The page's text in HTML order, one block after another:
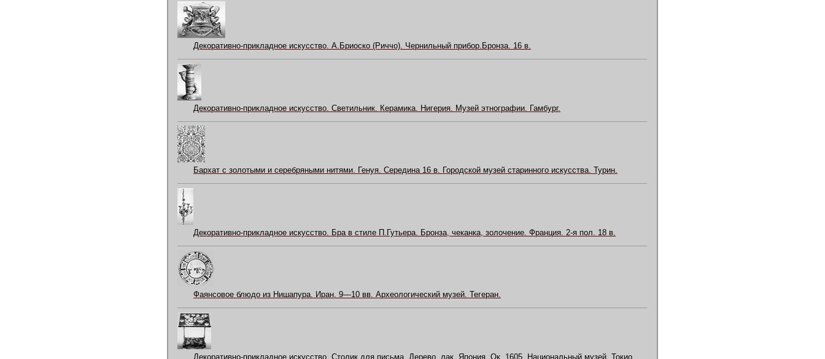
Декоративно-прикладное искусство. А.Бриоско (Риччо). Чернильный прибор.Бронза. 16 в.
Декоративно-прикладное искусство. Светильник. Керамика. Нигерия. Музей этнографии. Гамбург.
Бархат с золотыми и серебряными нитями. Генуя. Середина 16 в. Городской музей старинного искусства. Турин.
Декоративно-прикладное искусство. Бра в стиле П.Гутьера. Бронза, чеканка, золочение. Франция. 2-я пол. 18 в.
Фаянсовое блюдо из Нишапура. Иран. 9—10 вв. Археологический музей. Тегеран.
Декоративно-прикладное искусство. Столик для письма. Дерево, лак. Япония. Ок. 1605. Национальный музей. Токио.